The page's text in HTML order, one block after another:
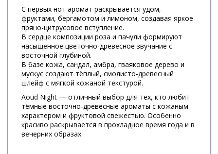
С первых нот аромат раскрывается удом,
фруктами, бергамотом и лимоном, создавая яркое
пряно-цитрусовое вступление.
В сердце композиции роза и пачули формируют
насыщенное цветочно-древесное звучание с
восточной глубиной.
В базе кожа, сандал, амбра, гваяковое дерево и
мускус создают тёплый, смолисто-древесный
шлейф с мягкой кожаной текстурой.
Aoud Night — отличный выбор для тех, кто любит
тёмные восточно-древесные ароматы с кожаным
характером и фруктовой свежестью. Особенно
красиво раскрывается в прохладное время года и в
вечерних образах.